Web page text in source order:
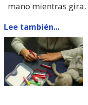
mano mientras gira.
Lee también...